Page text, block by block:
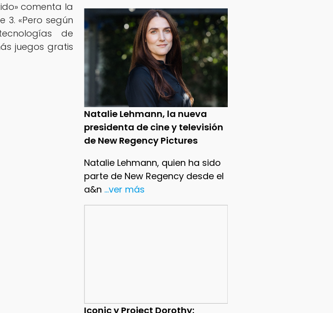
Natalie Lehmann, la nueva
presidenta de cine y televisión
de New Regency Pictures
Natalie Lehmann, quien ha sido
parte de New Regency desde el
a&n ...ver más
Iconic y Project Dorothy:
comenta la
«Pero según
de
juegos gratis